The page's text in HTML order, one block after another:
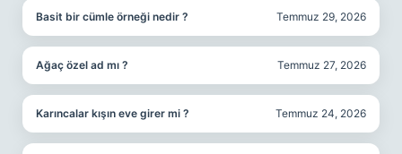
Basit bir cümle örneği nedir ? Temmuz 29, 2026
Ağaç özel ad mı ? Temmuz 27, 2026
Karıncalar kışın eve girer mi ? Temmuz 24, 2026